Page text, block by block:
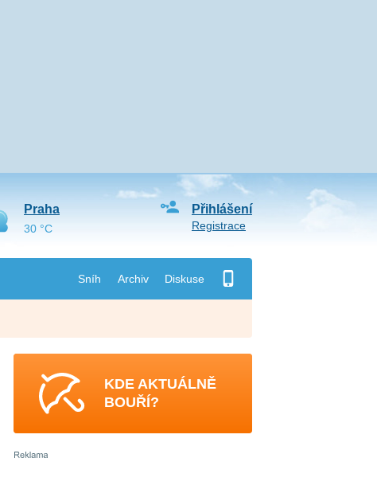
Sníh Archiv Diskuse
Přihlášení
Registrace
Praha
30 °C
KDE AKTUÁLNĚ
BOUŘÍ?